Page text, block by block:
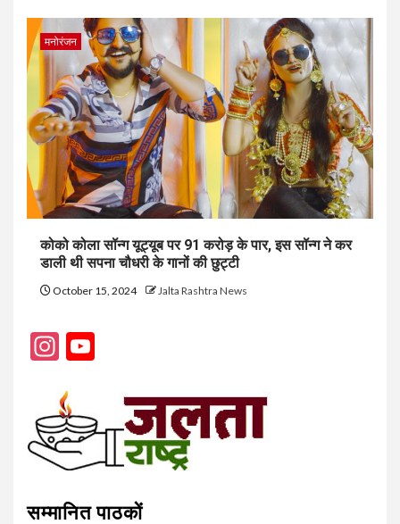
मनोरंजन
कोको कोला सॉन्ग यूट्यूब पर 91 करोड़ के पार, इस सॉन्ग ने कर
डाली थी सपना चौधरी के गानों की छुट्टी
October 15, 2024 Jalta Rashtra News
Instagram
सम्मानित पाठकों